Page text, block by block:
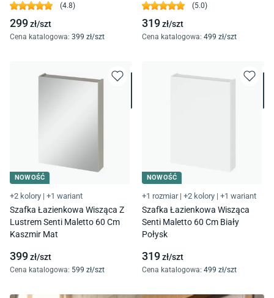
(4.8)
299zł/szt
Cena katalogowa: 399 zł/szt
(5.0)
319zł/szt
Cena katalogowa: 499 zł/szt
NOWOŚĆ
+2 kolory | +1 wariant
Szafka Łazienkowa Wisząca Z
Lustrem Senti Maletto 60 Cm
Kaszmir Mat
399zł/szt
Cena katalogowa: 599 zł/szt
NOWOŚĆ
+1 rozmiar | +2 kolory | +1 wariant
Szafka Łazienkowa Wisząca
Senti Maletto 60 Cm Biały
Połysk
319zł/szt
Cena katalogowa: 499 zł/szt